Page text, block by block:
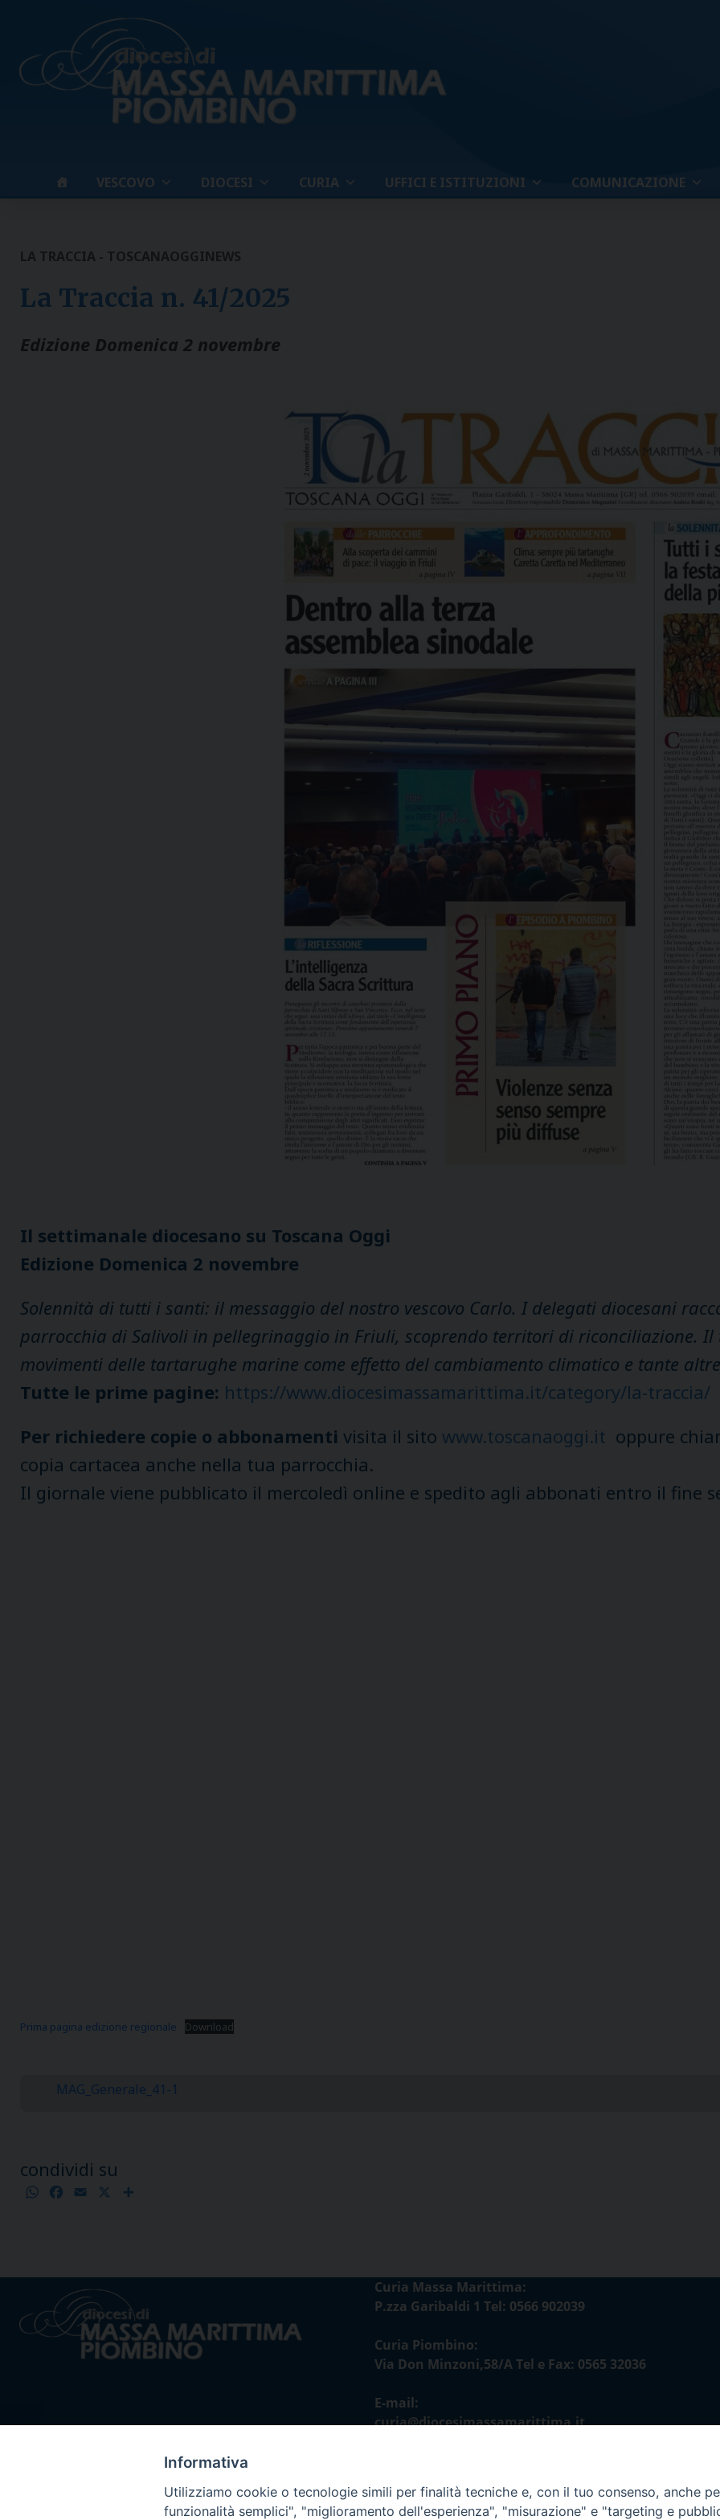
VESCOVO DIOCESI CURIA UFFICI E ISTITUZIONI COMUNICAZIONE
LA TRACCIA - TOSCANAOGGINEWS
La Traccia n. 41/2025
Edizione Domenica 2 novembre
Il settimanale diocesano su Toscana Oggi
Edizione Domenica 2 novembre
Solennità di tutti i santi: il messaggio del nostro vescovo Carlo. I delegati diocesani
parrocchia di Salivoli in pellegrinaggio in Friuli, scoprendo territori di riconciliazione.
movimenti delle tartarughe marine come effetto del cambiamento climatico e tante
Tutte le prime pagine: https://www.diocesimassamarittima.it/category/la-traccia/
Per richiedere copie o abbonamenti visita il sito www.toscanaoggi.it oppure
copia cartacea anche nella tua parrocchia.
Il giornale viene pubblicato il mercoledì online e spedito agli abbonati entro il fine
Prima pagina edizione regionale Download
MAG_Generale_41-1
condividi su
WhatsApp
Facebook
Email
Curia Massa Marittima:
P.zza Garibaldi 1 Tel: 0566 902039
Curia Piombino:
Via Don Minzoni,58/A Tel e Fax: 0565 32036
E-mail:
curia@diocesimassamarittima.it
Informativa
Utilizziamo cookie o tecnologie simili per finalità tecniche e, con il tuo consenso, anche
funzionalità semplici", "miglioramento dell'esperienza", "misurazione" e "targeting e